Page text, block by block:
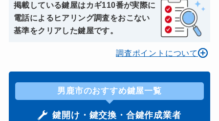
掲載している鍵屋はカギ110番が実際に
電話によるヒアリング調査をおこない
基準をクリアした鍵屋です。
調査ポイントについて
男鹿市のおすすめ鍵屋一覧
鍵開け・鍵交換・合鍵作成業者